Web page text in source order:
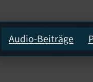
Audio-Beiträge